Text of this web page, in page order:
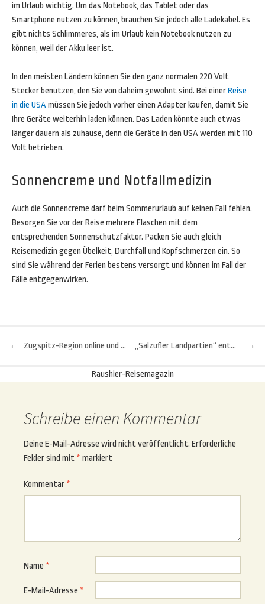
im Urlaub wichtig. Um das Notebook, das Tablet oder das
Smartphone nutzen zu können, brauchen Sie jedoch alle Ladekabel. Es
gibt nichts Schlimmeres, als im Urlaub kein Notebook nutzen zu
können, weil der Akku leer ist.
In den meisten Ländern können Sie den ganz normalen 220 Volt
Stecker benutzen, den Sie von daheim gewohnt sind. Bei einerReise
in die USAmüssen Sie jedoch vorher einen Adapter kaufen, damit Sie
Ihre Geräte weiterhin laden können. Das Laden könnte auch etwas
länger dauern als zuhause, denn die Geräte in den USA werden mit 110
Volt betrieben.
Sonnencreme und Notfallmedizin
Auch die Sonnencreme darf beim Sommerurlaub auf keinen Fall fehlen.
Besorgen Sie vor der Reise mehrere Flaschen mit dem
entsprechenden Sonnenschutzfaktor. Packen Sie auch gleich
Reisemedizin gegen Übelkeit, Durchfall und Kopfschmerzen ein. So
sind Sie während der Ferien bestens versorgt und können im Fall der
Fälle entgegenwirken.
Beitragsnavigation
← Zugspitz-Region online und offline erleben →
„Salzufler Landpartien“ entwickeln sich zur Ausflugsmarke
Raushier-Reisemagazin
Schreibe einen Kommentar
Deine E-Mail-Adresse wird nicht veröffentlicht. Erforderliche
Felder sind mit * markiert
Kommentar *
Name *
E-Mail-Adresse *